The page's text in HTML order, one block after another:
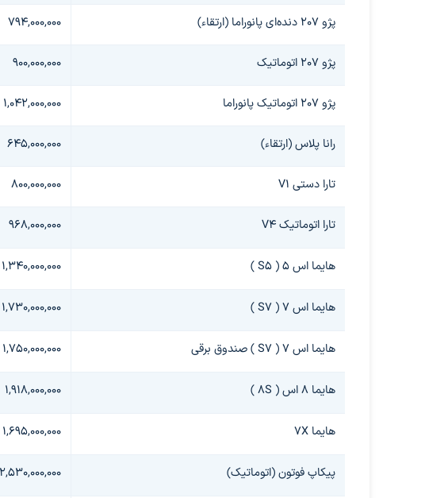
پژو ۲۰۷ دنده‌ای پانوراما (ارتقاء) ۷۹۴,۰۰۰,۰۰۰
پژو ۲۰۷ اتوماتیک ۹۰۰,۰۰۰,۰۰۰
پژو ۲۰۷ اتوماتیک پانوراما ۱,۰۴۲,۰۰۰,۰۰۰
رانا پلاس (ارتقاء) ۶۴۵,۰۰۰,۰۰۰
تارا دستی V۱ ۸۰۰,۰۰۰,۰۰۰
تارا اتوماتیک V۴ ۹۶۸,۰۰۰,۰۰۰
هایما اس ۵ ( S۵ ) ۱,۳۴۰,۰۰۰,۰۰۰
هایما اس ۷ ( S۷ ) ۱,۷۳۰,۰۰۰,۰۰۰
هایما اس ۷ ( S۷ ) صندوق برقی ۱,۷۵۰,۰۰۰,۰۰۰
هایما ۸ اس ( ۸S ) ۱,۹۱۸,۰۰۰,۰۰۰
هایما ۷X ۱,۶۹۵,۰۰۰,۰۰۰
پیکاپ فوتون (اتوماتیک) ۲,۵۳۰,۰۰۰,۰۰۰